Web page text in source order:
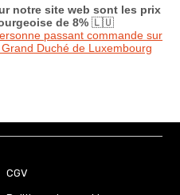
notre site web sont les prix
de 8% 🇱🇺
passant commande sur
Duché de Luxembourg
CGV